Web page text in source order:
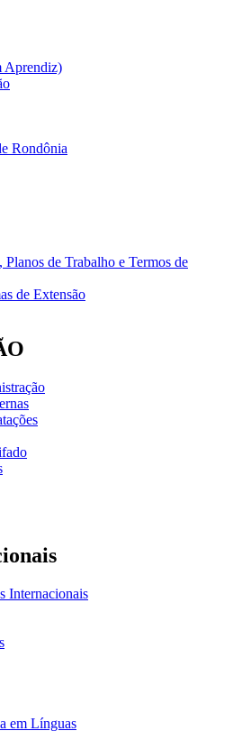
Aprendiz)
Rondônia
de Trabalho e Termos de
de Extensão
Internacionais
em Línguas